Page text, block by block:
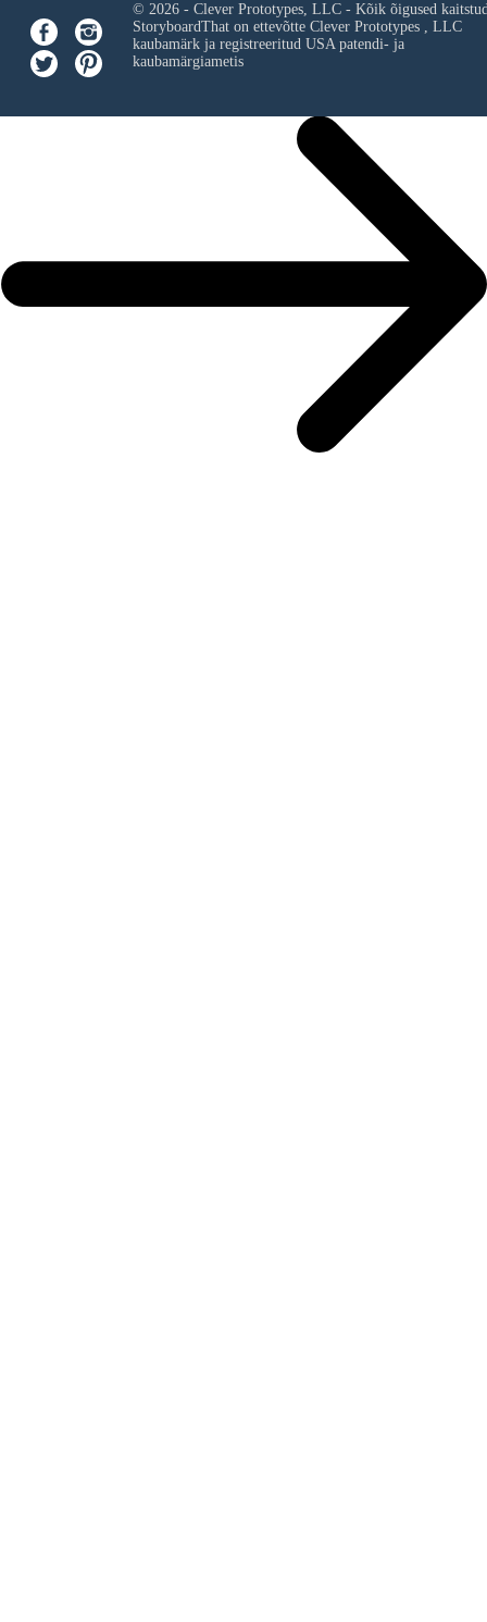
© 2026 - Clever Prototypes, LLC - Kõik õigused
StoryboardThat on ettevõtte Clever Prototypes , LLC
kaubamärk ja registreeritud USA patendi- ja
kaubamärgiametis